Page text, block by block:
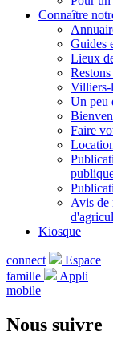
Connaître
Guides
Lieux
Villiers-
Un peu
Faire
Avis de
Kiosque
connect
Espace
famille
Appli
mobile
Nous suivre